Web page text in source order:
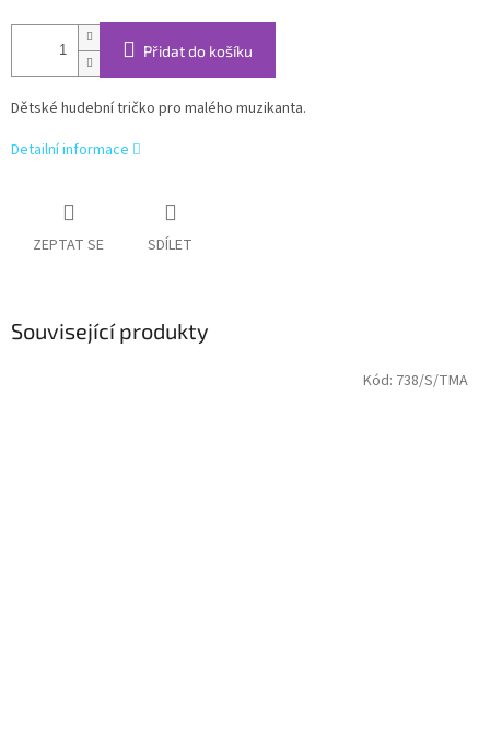
Přidat do košíku
Dětské hudební tričko pro malého muzikanta.
Detailní informace
ZEPTAT SE SDÍLET
Související produkty
Kód: 738/S/TMA